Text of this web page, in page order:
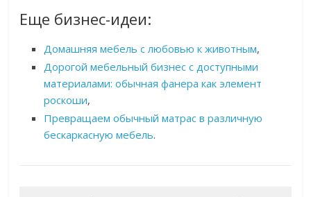
Еще бизнес-идеи:
Домашняя мебель с любовью к животным,
Дорогой мебельный бизнес с доступными
материалами: обычная фанера как элемент
роскоши,
Превращаем обычный матрас в различную
бескаркасную мебель.